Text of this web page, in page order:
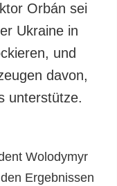
Orbán sei
Ukraine in
und
davon,
unterstütze.
Wolodymyr
Ergebnissen